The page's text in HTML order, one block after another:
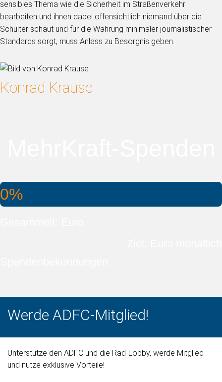
sensibles Thema wie die Sicherheit im Straßenverkehr
bearbeiten und ihnen dabei offensichtlich niemand über die
Schulter schaut und für die Wahrung minimaler journalistischer
Standards sorgt, muss Anlass zu Besorgnis geben.
Konrad Krause
0%
Werde ADFC-Mitglied!
Unterstütze den ADFC und die Rad-Lobby, werde Mitglied
und nutze exklusive Vorteile!